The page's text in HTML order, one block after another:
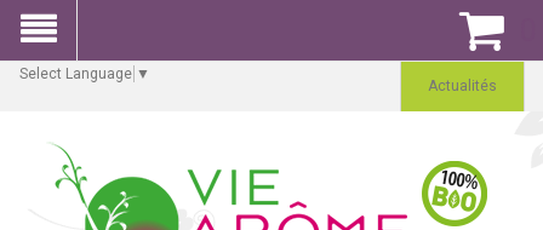
Select Language ▼
Actualités